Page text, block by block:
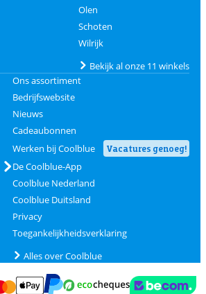
Olen
Schoten
Wilrijk
Bekijk al onze 11 winkels
Ons assortiment
Bedrijfswebsite
Nieuws
Cadeaubonnen
Werken bij Coolblue
Vacatures genoeg!
De Coolblue-App
Coolblue Nederland
Coolblue Duitsland
Privacy
Toegankelijkheidsverklaring
Alles over Coolblue